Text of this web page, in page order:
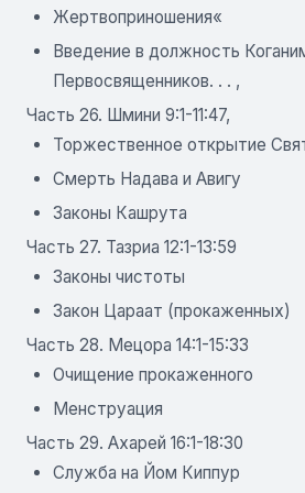
Жертвоприношения«
Введение в должность
Первосвященников. . . ,
Часть 26. Шмини 9:1-11:47,
Торжественное открытие
Смерть Надава и Авигу
Законы Кашрута
Часть 27. Тазриа 12:1-13:59
Законы чистоты
Закон Цараат (прокаженных)
Часть 28. Мецора 14:1-15:33
Очищение прокаженного
Менструация
Часть 29. Ахарей 16:1-18:30
Служба на Йом Киппур